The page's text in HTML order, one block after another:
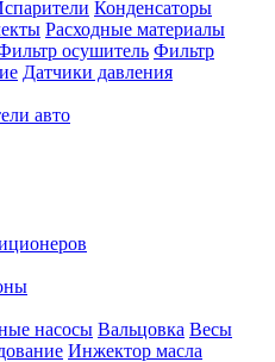
Конденсаторы
Расходные материалы
осушитель Фильтр
Датчики давления
авто
насосы Вальцовка Весы
Инжектор масла